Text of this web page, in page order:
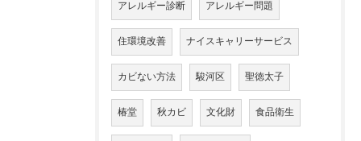
アレルギー診断 アレルギー問題
住環境改善 ナイスキャリーサービス
カビない方法 駿河区 聖徳太子
椿堂 秋カビ 文化財 食品衛生